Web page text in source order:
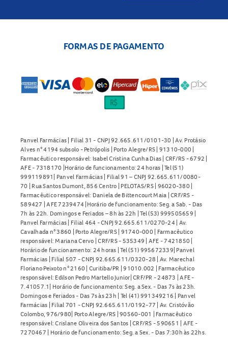
FORMAS DE PAGAMENTO
Panvel Farmácias | Filial 31 - CNPJ 92.665.611/0101-30 | Av. Protásio
Alves n° 4194 subsolo - Petrópolis | Porto Alegre/RS | 91310-000 |
Farmacêutico responsável: Isabel Cristina Cunha Dias | CRF/RS - 6792 |
AFE - 7318170 |Horário de funcionamento: 24 horas | Tel (51)
999119891| Panvel Farmácias | Filial 91 – CNPJ 92.665.611/0080-
70 | Rua Santos Dumont, 856 Centro | PELOTAS/RS | 96020-380 |
Farmacêutico responsável: Daniela de Bittencourt Maia | CRF/RS -
589427 | AFE 7239474 |Horário de funcionamento: Seg. a Sab. - Das
7h às 22h. Domingos e Feriados – 8h às 22h | Tel (53) 999505659 |
Panvel Farmácias | Filial 464 - CNPJ 92.665.611/0270-24 | Av.
Cavalhada n° 3860 | Porto Alegre/RS | 91740-000 | Farmacêutico
responsável: Mariana Cervo | CRF/RS - 535349 | AFE - 7421850 |
Horário de funcionamento: 24 horas | Tel (51) 995672339| Panvel
Farmácias | Filial 507 - CNPJ 92.665.611/0320-28 | Av. Marechal
Floriano Peixoto n° 2160 | Curitiba/PR | 91010.002 | Farmacêutico
responsável: Edilson Pedro Martello Junior| CRF/PR - 24873 | AFE -
7.41057.1| Horário de funcionamento: Seg. a Sex. - Das 7s às 23h.
Domingos e Feriados - Das 7s às 23h | Tel (41) 991349216 | Panvel
Farmácias | Filial 701 - CNPJ 92.665.611/0192-77 | Av. Cristóvão
Colombo, 976/980| Porto Alegre/RS | 90560-001 | Farmacêutico
responsável: Crislane Oliveira dos Santos | CRF/RS - 590651 | AFE -
7270467 | Horário de funcionamento: Seg. a Sex. - Das 7:30h às 22hs.